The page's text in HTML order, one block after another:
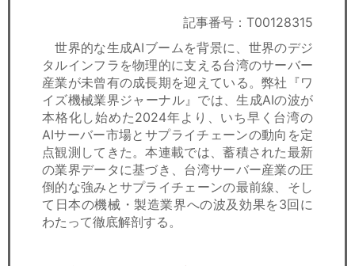
ＩＴ
飲食店情報
記事番号：T00128315
世界的な生成AIブームを背景に、世界のデジ
タルインフラを物理的に支える台湾のサーバー
産業が未曾有の成長期を迎えている。弊社『ワ
イズ機械業界ジャーナル』では、生成AIの波が
本格化し始めた2024年より、いち早く台湾の
AIサーバー市場とサプライチェーンの動向を定
点観測してきた。本連載では、蓄積された最新
の業界データに基づき、台湾サーバー産業の圧
倒的な強みとサプライチェーンの最前線、そし
て日本の機械・製造業界への波及効果を3回に
わたって徹底解剖する。